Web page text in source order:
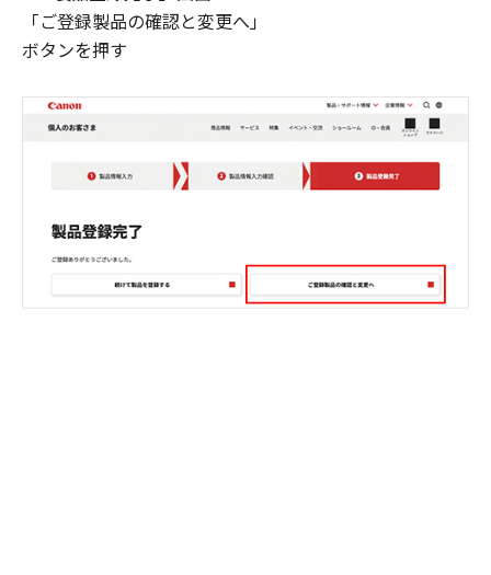
「ご登録製品の確認と変更へ」
ボタンを押す